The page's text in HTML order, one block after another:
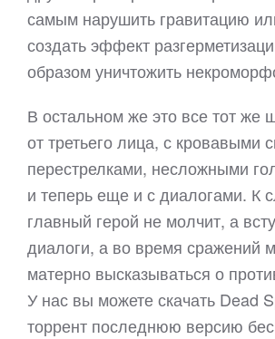
самым нарушить гравитацию
создать эффект
образом уничтожить
В остальном же это все тот же
от третьего лица, с кровавыми
перестрелками, несложными
и теперь еще и с диалогами. К
главный герой не молчит, а
диалоги, а во время сражений
матерно высказываться о
У нас вы можете скачать Dead
торрент последнюю версию